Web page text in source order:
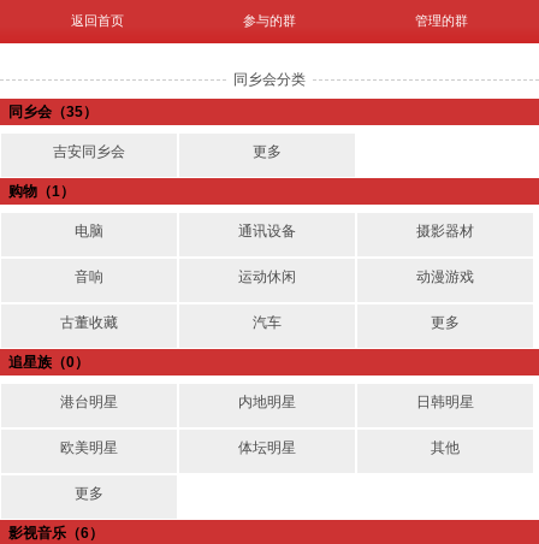
返回首页 参与的群 管理的群
同乡会分类
同乡会 （35）
吉安同乡会 更多
购物 （1）
电脑 通讯设备 摄影器材
音响 运动休闲 动漫游戏
古董收藏 汽车 更多
追星族 （0）
港台明星 内地明星 日韩明星
欧美明星 体坛明星 其他
更多
影视音乐 （6）